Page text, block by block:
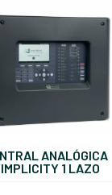
ANALÓGICA
1 LAZO